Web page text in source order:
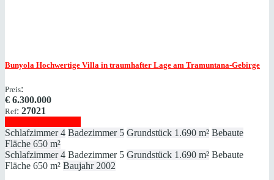
Bunyola Hochwertige Villa in traumhafter Lage am Tramuntana-Gebirge
Preis:
€ 6.300.000
Ref: 27021
Schlafzimmer 4 Badezimmer 5 Grundstück 1.690 m² Bebaute
Fläche 650 m²
Schlafzimmer 4 Badezimmer 5 Grundstück 1.690 m² Bebaute
Fläche 650 m² Baujahr 2002